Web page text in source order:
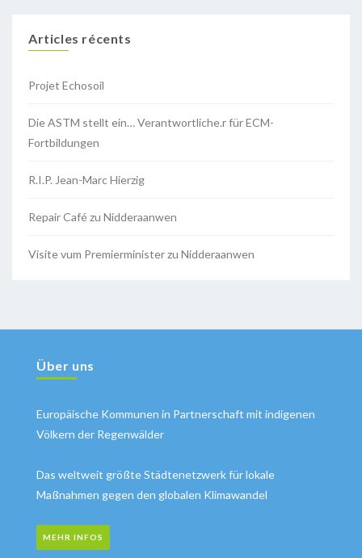
Articles récents
Projet Echosoil
Die ASTM stellt ein… Verantwortliche.r für ECM-
Fortbildungen
R.I.P. Jean-Marc Hierzig
Repair Café zu Nidderaanwen
Visite vum Premierminister zu Nidderaanwen
Über uns
Europäische Kommunen in Partnerschaft mit indigenen
Völkern der Regenwälder
Das weltweit größte Städtenetzwerk für lokale
Maßnahmen gegen den globalen Klimawandel
MEHR INFOS